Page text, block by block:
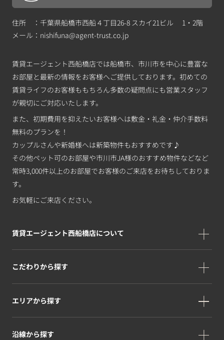
住所 ：千葉県船橋市西船４丁目26-8 スカイ21ビル 1・2階
メール： nishifuna@agent-trust.co.jp
賃貸エージェント西船橋店では船橋市、市川市を中心に豊富な
お部屋と最新の情報をお客様へご提供しております。初めての
賃貸ライフのお客様ももちろん多数の疑問点にも営業スタッフ
が親切にご対応いたします。
また、初期費用を抑えたいお客様へは敷金・礼金・仲介手数料
無料のプランを！
カップルさんや新婚様へは新築物件もおすすめです♪
その他ペット可のお部屋や市川市JA様のおすすめ物件などなど
常時3,000件以上のお部屋でお客様のご来店をお待ちしておりま
す。
お気軽にご来店ください。
賃貸エージェント西船橋店について
こだわりから探す
エリアから探す
沿線から探す